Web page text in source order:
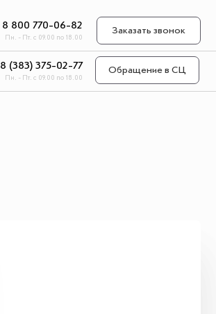
8 800 770-06-82
Пн. - Пт. с 09.00 по 18.00
Заказать звонок
8 (383) 375-02-77
Пн. - Пт. с 09.00 по 18.00
Обращение в СЦ